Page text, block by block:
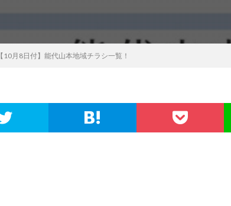
【10月8日付】能代山本地域チラシ一覧！